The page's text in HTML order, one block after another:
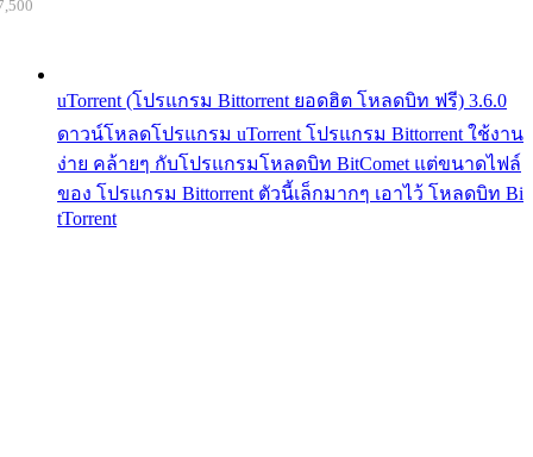
uTorrent (โปรแกรม Bittorrent ยอดฮิต โหลดบิท ฟรี) 3.6.0
ดาวน์โหลดโปรแกรม uTorrent โปรแกรม Bittorrent ใช้งาน
ง่าย คล้ายๆ กับโปรแกรมโหลดบิท BitComet แต่ขนาดไฟล์
ของ โปรแกรม Bittorrent ตัวนี้เล็กมากๆ เอาไว้ โหลดบิท Bi
tTorrent